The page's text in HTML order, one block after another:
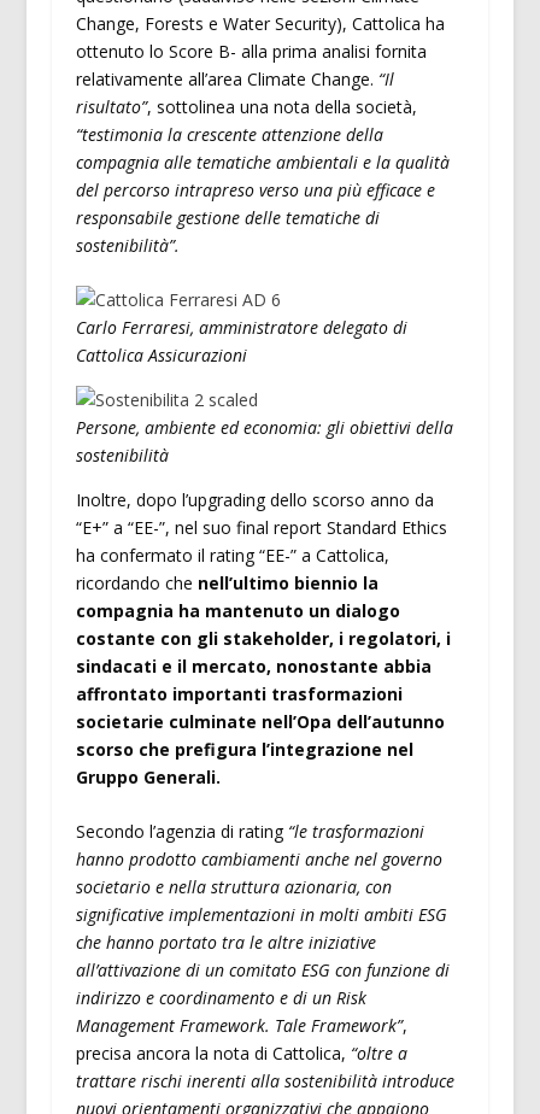
Change, Forests e Water Security), Cattolica ha
ottenuto lo Score B- alla prima analisi fornita
relativamente all’area Climate Change. “Il
risultato”, sottolinea una nota della società,
“testimonia la crescente attenzione della
compagnia alle tematiche ambientali e la qualità
del percorso intrapreso verso una più efficace e
responsabile gestione delle tematiche di
sostenibilità”.
Carlo Ferraresi, amministratore delegato di
Cattolica Assicurazioni
Persone, ambiente ed economia: gli obiettivi della
sostenibilità
Inoltre, dopo l’upgrading dello scorso anno da
“E+” a “EE-”, nel suo final report Standard Ethics
ha confermato il rating “EE-” a Cattolica,
ricordando che nell’ultimo biennio la
compagnia ha mantenuto un dialogo
costante con gli stakeholder, i regolatori, i
sindacati e il mercato, nonostante abbia
affrontato importanti trasformazioni
societarie culminate nell’Opa dell’autunno
scorso che prefigura l’integrazione nel
Gruppo Generali.
Secondo l’agenzia di rating “le trasformazioni
hanno prodotto cambiamenti anche nel governo
societario e nella struttura azionaria, con
significative implementazioni in molti ambiti ESG
che hanno portato tra le altre iniziative
all’attivazione di un comitato ESG con funzione di
indirizzo e coordinamento e di un Risk
Management Framework. Tale Framework”,
precisa ancora la nota di Cattolica, “oltre a
trattare rischi inerenti alla sostenibilità introduce
nuovi orientamenti organizzativi che appaiono